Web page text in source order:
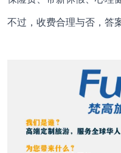
不过，收费合理与否，答